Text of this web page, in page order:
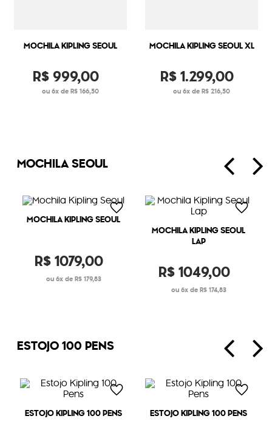
MOCHILA KIPLING SEOUL
R$999,00
ou 6x de R$ 166,50
MOCHILA KIPLING SEOUL XL
R$1.299,00
ou 6x de R$ 216,50
MOCHILA SEOUL
MOCHILA KIPLING SEOUL
R$1079,00
6 R$ 179,83
MOCHILA KIPLING SEOUL
LAP
R$1049,00
6 R$ 174,83
ESTOJO 100 PENS
ESTOJO KIPLING 100 PENS ESTOJO KIPLING 100 PENS